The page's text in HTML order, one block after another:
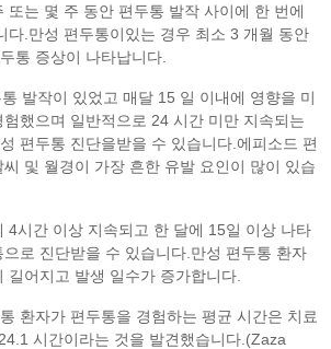
또는 몇 주 동안 편두통 발작 사이에 한 번에
다.만성 편두통이있는 경우 최소 3 개월 동안
통 증상이 나타납니다.
발작이 있었고 매달 15 일 이내에 영향을 미
했으며 일반적으로 24 시간 미만 지속되는
편두통 진단을받을 수 있습니다.에피소드 편
및 월경이 가장 흔한 유발 요인이 많이 있습
4시간 이상 지속되고 한 달에 15일 이상 나타
로 진단받을 수 있습니다.만성 편두통 환자
길어지고 발생 일수가 증가합니다.
환자가 편두통을 경험하는 평균 시간은 치료
시간이라는 것을 발견했습니다.(Zaza